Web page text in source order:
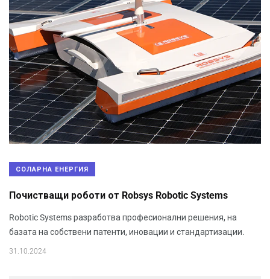
СОЛАРНА ЕНЕРГИЯ
Почистващи роботи от Robsys Robotic Systems
Robotic Systems разработва професионални решения, на
базата на собствени патенти, иновации и стандартизации.
31.10.2024